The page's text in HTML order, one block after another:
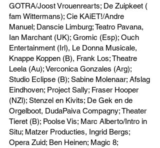
GOTRA/Joost Vrouenrearts; De Zuipkeet (
fam Wittermans); Cie KAiET!/Andre
Manuel; Danscie Limburg; Teatro Pavana,
Ian Marchant (UK); Gromic (Esp); Ouch
Entertainment (Irl), Le Donna Musicale,
Knappe Koppen (B), Frank Los; Theatre
Leela (Au); Verconica Gonzales (Arg);
Studio Eclipse (B); Sabine Molenaar; Afslag
Eindhoven; Project Sally; Fraser Hooper
(NZl); Stenzel en Kivits; De Gek en de
Orgelboot, DudaPaiva Compagny; Theater
Tieret (B); Poolse Vis; Marc Alberto/Intro in
Situ; Matzer Producties, Ingrid Bergs;
Opera Zuid; Ben Heinen; Magic 8;